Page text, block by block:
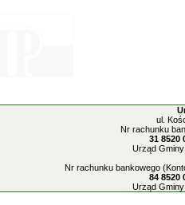
ul.
Nr rachunku
31 8520
Urząd
Nr rachunku bankowego
84 8520
Urząd